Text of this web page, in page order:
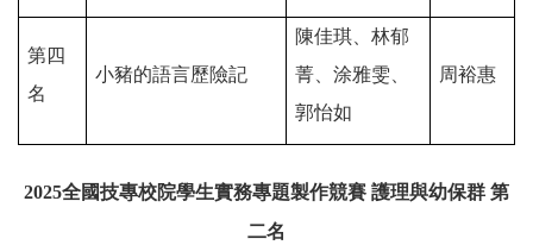
第四
名
小豬的語言歷險記
陳佳琪、林郁
菁、涂雅雯、
郭怡如
周裕惠
2025全國技專校院學生實務專題製作競賽 護理與幼保群 第
二名